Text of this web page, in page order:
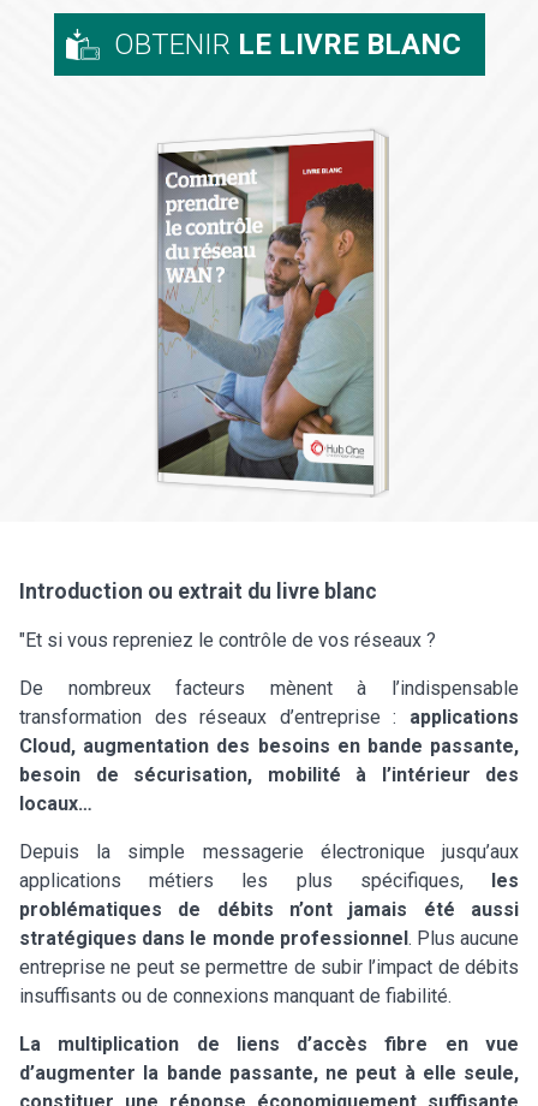
OBTENIR LE LIVRE BLANC
Introduction ou extrait du livre blanc
"Et si vous repreniez le contrôle de vos réseaux ?
De nombreux facteurs mènent à l’indispensable
transformation des réseaux d’entreprise : applications
Cloud, augmentation des besoins en bande passante,
besoin de sécurisation, mobilité à l’intérieur des
locaux…
Depuis la simple messagerie électronique jusqu’aux
applications métiers les plus spécifiques, les
problématiques de débits n’ont jamais été aussi
stratégiques dans le monde professionnel. Plus aucune
entreprise ne peut se permettre de subir l’impact de débits
insuffisants ou de connexions manquant de fiabilité.
La multiplication de liens d’accès fibre en vue
d’augmenter la bande passante, ne peut à elle seule,